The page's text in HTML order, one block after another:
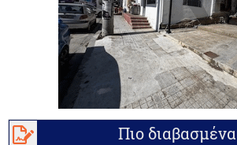
Πιο διαβασμένα